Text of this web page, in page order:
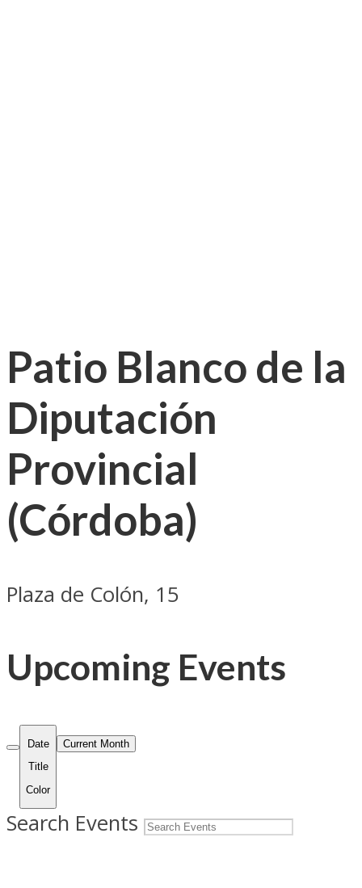
Patio Blanco de la
Diputación
Provincial
(Córdoba)
Plaza de Colón, 15
Upcoming Events
Date
Title
Color
Current Month
Search Events